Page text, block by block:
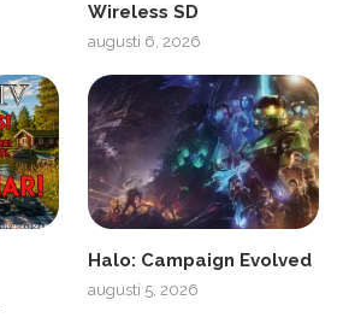
Wireless SD
augusti 6, 2026
Halo: Campaign Evolved
augusti 5, 2026